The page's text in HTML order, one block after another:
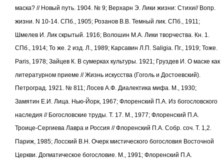
маска? // Новый путь. 1904. № 9; Верхарн Э. Лики жизни: Стихи// Вопр.
жизни. N 10-14. СПб., 1905; Розанов В.В. Темный лик. СПб., 1911;
Шмелев И. Лик скрытый. 1916; Волошин М.А. Лики творчества. Кн. 1.
СПб., 1914; То же. 2 изд. Л., 1989; Карсавин Л.П. Saligia. Пг., 1919; Тоже.
Paris, 1978; Зайцев К. В сумерках культуры. 1921; Груздев И. О маске как
литературном приеме // Жизнь искусства (Гоголь и Достоевский).
Петроград. 1921. № 811; Лосев А.Ф. Диалектика мифа. М., 1930;
Замятин Е.И. Лица. Нью-Йорк, 1967; Флоренский П.А. Из богословского
наследия // Богословские труды. Т. 17. М., 1977; Флоренский П.А.
Троице-Сергиева Лавра и Россия // Флоренский П.А. Собр. соч. Т. 1,2.
Париж, 1985; Лосский В.Н. Очерк мистического богословия Восточной
Церкви. Догматическое богословие. М., 1991; Флоренский П.А.